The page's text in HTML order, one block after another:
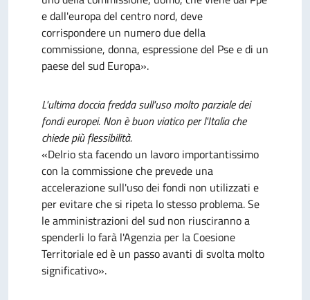
e dall'europa del centro nord, deve
corrispondere un numero due della
commissione, donna, espressione del Pse e di un
paese del sud Europa».
L'ultima doccia fredda sull'uso molto parziale dei
fondi europei. Non è buon viatico per l'Italia che
chiede più flessibilità.
«Delrio sta facendo un lavoro importantissimo
con la commissione che prevede una
accelerazione sull'uso dei fondi non utilizzati e
per evitare che si ripeta lo stesso problema. Se
le amministrazioni del sud non riusciranno a
spenderli lo farà l'Agenzia per la Coesione
Territoriale ed è un passo avanti di svolta molto
significativo».